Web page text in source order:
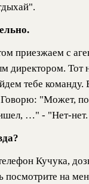
приезжаем с
директором. Тот
тебе команду.
"Может,
…" - "Нет-
Кучука,
посмотрите на